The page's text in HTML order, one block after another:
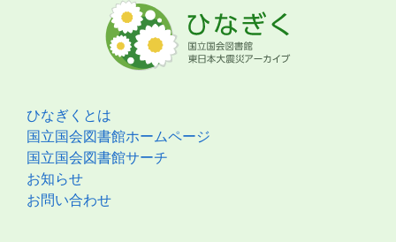
ひなぎくとは
国立国会図書館ホームページ
国立国会図書館サーチ
お知らせ
お問い合わせ